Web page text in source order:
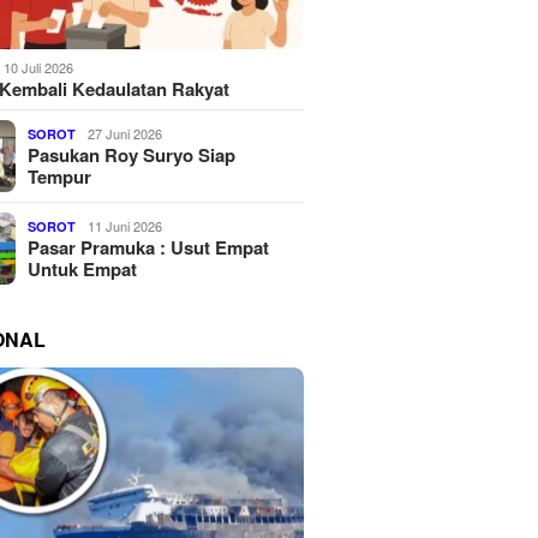
10 Juli 2026
Kedaulatan Rakyat
SOROT 27 Juni 2026
Pasukan Roy Suryo Siap
Tempur
SOROT 11 Juni 2026
Pasar Pramuka : Usut Empat
Untuk Empat